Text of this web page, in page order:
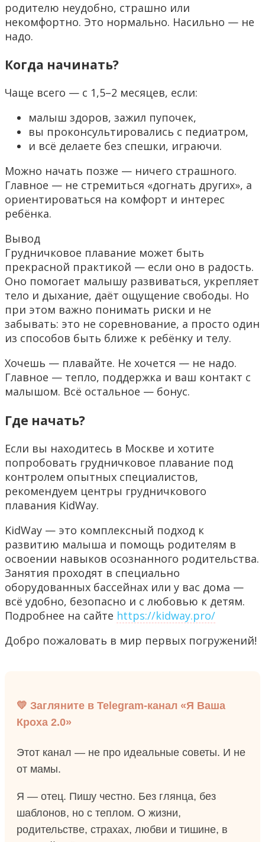
родителю неудобно, страшно или
некомфортно. Это нормально. Насильно — не
надо.
Когда начинать?
Чаще всего — с 1,5–2 месяцев, если:
малыш здоров, зажил пупочек,
вы проконсультировались с педиатром,
и всё делаете без спешки, играючи.
Можно начать позже — ничего страшного.
Главное — не стремиться «догнать других», а
ориентироваться на комфорт и интерес
ребёнка.
Вывод
Грудничковое плавание может быть
прекрасной практикой — если оно в радость.
Оно помогает малышу развиваться, укрепляет
тело и дыхание, даёт ощущение свободы. Но
при этом важно понимать риски и не
забывать: это не соревнование, а просто один
из способов быть ближе к ребёнку и телу.
Хочешь — плавайте. Не хочется — не надо.
Главное — тепло, поддержка и ваш контакт с
малышом. Всё остальное — бонус.
Где начать?
Если вы находитесь в Москве и хотите
попробовать грудничковое плавание под
контролем опытных специалистов,
рекомендуем центры грудничкового
плавания KidWay.
KidWay — это комплексный подход к
развитию малыша и помощь родителям в
освоении навыков осознанного родительства.
Занятия проходят в специально
оборудованных бассейнах или у вас дома —
всё удобно, безопасно и с любовью к детям.
Подробнее на сайте https://kidway.pro/
Добро пожаловать в мир первых погружений!
💛 Загляните в Telegram-канал «Я Ваша
Кроха 2.0»
Этот канал — не про идеальные советы. И не
от мамы.
Я — отец. Пишу честно. Без глянца, без
шаблонов, но с теплом. О жизни,
родительстве, страхах, любви и тишине, в